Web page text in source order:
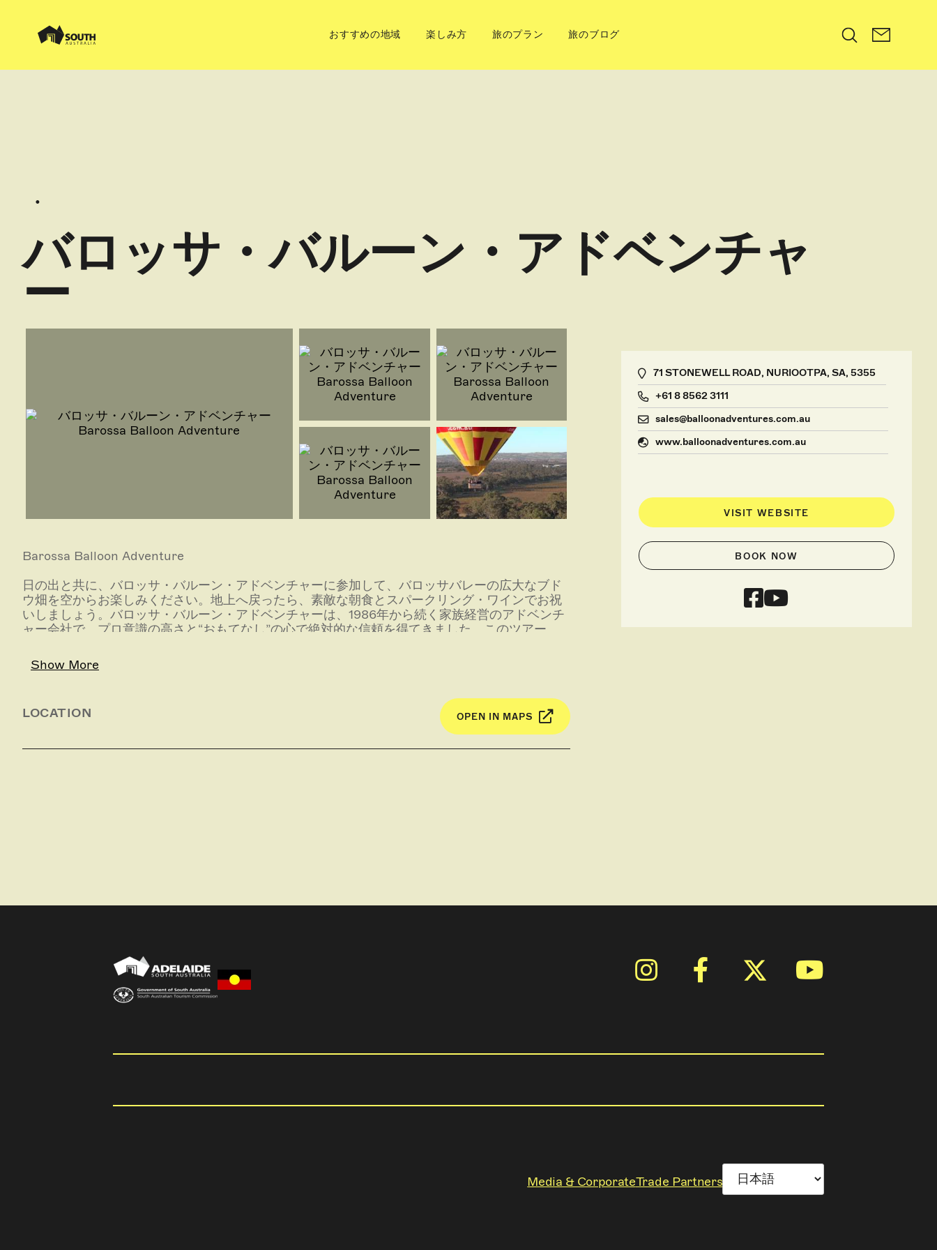
おすすめの地域 楽しみ方 旅のプラン 旅のブログ Search
バロッサ・バルーン・アドベンチャ
ー
71 STONEWELL ROAD, NURIOOTPA, SA, 5355
+61 8 8562 3111
sales@balloonadventures.com.au
www.balloonadventures.com.au
VISIT WEBSITE
BOOK NOW
Barossa Balloon Adventure
日の出と共に、バロッサ・バルーン・アドベンチャーに参加して、バロッサバレーの広大なブド
ウ畑を空からお楽しみください。地上へ戻ったら、素敵な朝食とスパークリング・ワインでお祝
いしましょう。バロッサ・バルーン・アドベンチャーは、1986年から続く家族経営のアドベンチ
ャー会社で、プロ意識の高さと“おもてなし”の心で絶対的な信頼を得てきました。このツアー
入できます。
Show More
LOCATION OPEN IN MAPS
Media & CorporateTrade Partners